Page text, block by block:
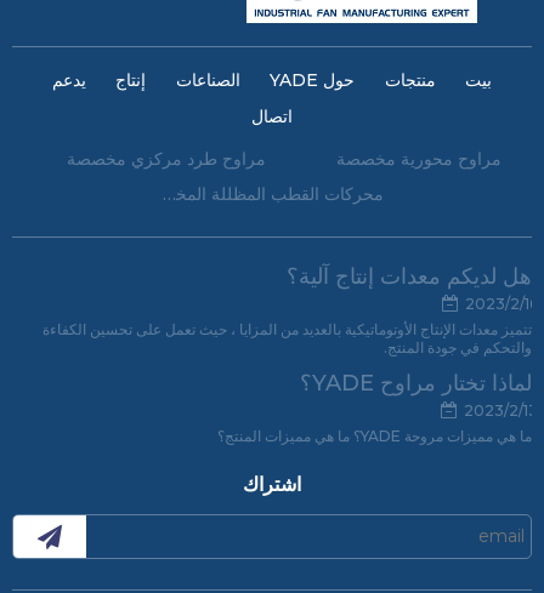
بيت منتجات حول YADE الصناعات إنتاج
يدعم
اتصال
مراوح محورية مخصصة
مراوح طرد مركزي مخصصة
محركات القطب المظللة المخصصة
هل لديكم معدات إنتاج آلية؟
2023/2/16
تتميز معدات الإنتاج الأوتوماتيكية بالعديد من المزايا ، حيث تعمل على تحسين الكفاءة
والتحكم في جودة المنتج.
لماذا تختار مراوح YADE؟
2023/2/13
ما هي مميزات مروحة YADE؟ ما هي مميزات المنتج؟
اشتراك